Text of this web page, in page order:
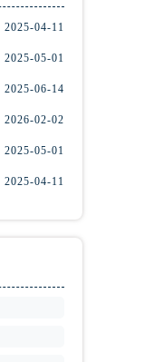
2025-04-11
2025-05-01
2025-06-14
2026-02-02
2025-05-01
2025-04-11